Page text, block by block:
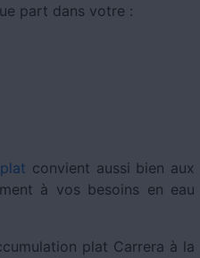
part dans votre :
convient aussi bien aux
à vos besoins en eau
plat Carrera à la